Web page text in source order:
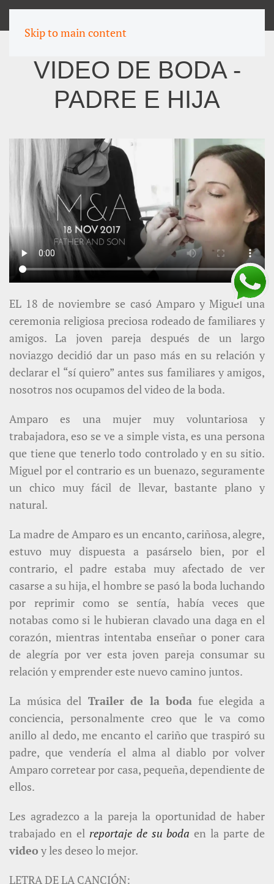
Skip to main content
VIDEO DE BODA -
PADRE E HIJA
EL 18 de noviembre se casó Amparo y Miguel una
ceremonia religiosa preciosa rodeado de familiares y
amigos. La joven pareja después de un largo
noviazgo decidió dar un paso más en su relación y
declarar el “sí quiero” antes sus familiares y amigos,
nosotros nos ocupamos del video de la boda.
Amparo es una mujer muy voluntariosa y
trabajadora, eso se ve a simple vista, es una persona
que tiene que tenerlo todo controlado y en su sitio.
Miguel por el contrario es un buenazo, seguramente
un chico muy fácil de llevar, bastante plano y
natural.
La madre de Amparo es un encanto, cariñosa, alegre,
estuvo muy dispuesta a pasárselo bien, por el
contrario, el padre estaba muy afectado de ver
casarse a su hija, el hombre se pasó la boda luchando
por reprimir como se sentía, había veces que
notabas como si le hubieran clavado una daga en el
corazón, mientras intentaba enseñar o poner cara
de alegría por ver esta joven pareja consumar su
relación y emprender este nuevo camino juntos.
La música del Trailer de la boda fue elegida a
conciencia, personalmente creo que le va como
anillo al dedo, me encanto el cariño que traspiró su
padre, que vendería el alma al diablo por volver
Amparo corretear por casa, pequeña, dependiente de
ellos.
Les agradezco a la pareja la oportunidad de haber
trabajado en el reportaje de su boda en la parte de
video y les deseo lo mejor.
LETRA DE LA CANCIÓN: